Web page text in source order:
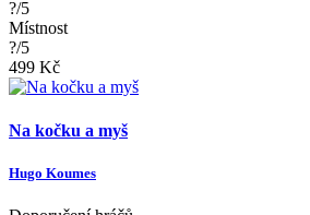
?/5
Místnost
?/5
499 Kč
Na kočku a myš
Hugo Koumes